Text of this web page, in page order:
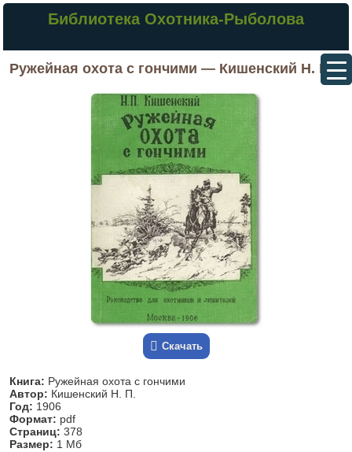
Библиотека Охотника-Рыболова
Ружейная охота с гончими — Кишенский Н. П.
Скачать
Книга: Ружейная охота с гончими
Автор: Кишенский Н. П.
Год: 1906
Формат: pdf
Страниц: 378
Размер: 1 Мб